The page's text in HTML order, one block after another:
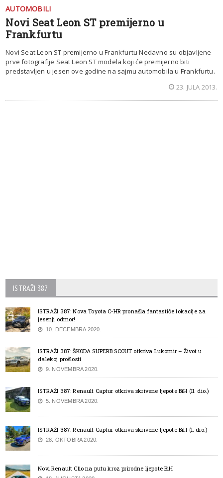
AUTOMOBILI
Novi Seat Leon ST premijerno u
Frankfurtu
Novi Seat Leon ST premijerno u Frankfurtu Nedavno su objavljene
prve fotografije Seat Leon ST modela koji će premijerno biti
predstavljen u jesen ove godine na sajmu automobila u Frankfurtu.
23. JULA 2013.
ISTRAŽI 387
ISTRAŽI 387: Nova Toyota C-HR pronašla fantastiče lokacije za
jesenji odmor!
10. DECEMBRA 2020.
ISTRAŽI 387: ŠKODA SUPERB SCOUT otkriva Lukomir – Život u
dalekoj prošlosti
9. NOVEMBRA 2020.
ISTRAŽI 387: Renault Captur otkriva skrivene ljepote BiH (II. dio.)
5. NOVEMBRA 2020.
ISTRAŽI 387: Renault Captur otkriva skrivene ljepote BiH (I. dio.)
28. OKTOBRA 2020.
Novi Renault Clio na putu kroz prirodne ljepote BiH